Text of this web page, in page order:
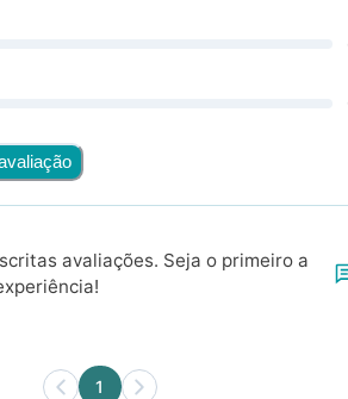
avaliações. Seja o primeiro a
1